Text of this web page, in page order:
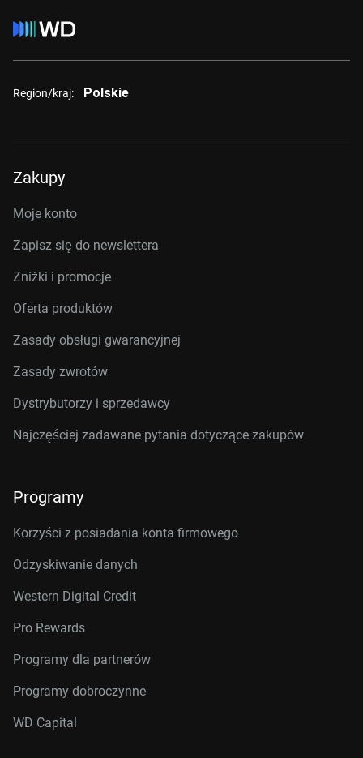
Region/kraj: Polskie
Zakupy
Moje konto
Zapisz się do newslettera
Zniżki i promocje
Oferta produktów
Zasady obsługi gwarancyjnej
Zasady zwrotów
Dystrybutorzy i sprzedawcy
Najczęściej zadawane pytania dotyczące zakupów
Programy
Korzyści z posiadania konta firmowego
Odzyskiwanie danych
Western Digital Credit
Pro Rewards
Programy dla partnerów
Programy dobroczynne
WD Capital